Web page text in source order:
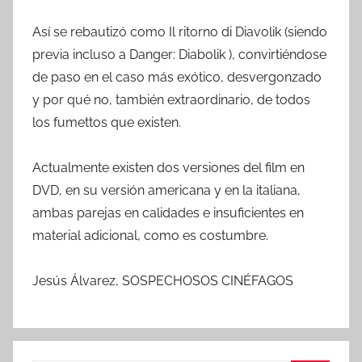
Así se rebautizó como Il ritorno di Diavolik (siendo
previa incluso a Danger: Diabolik ), convirtiéndose
de paso en el caso más exótico, desvergonzado
y por qué no, también extraordinario, de todos
los fumettos que existen.
Actualmente existen dos versiones del film en
DVD, en su versión americana y en la italiana,
ambas parejas en calidades e insuficientes en
material adicional, como es costumbre.
Jesús Álvarez, SOSPECHOSOS CINÉFAGOS